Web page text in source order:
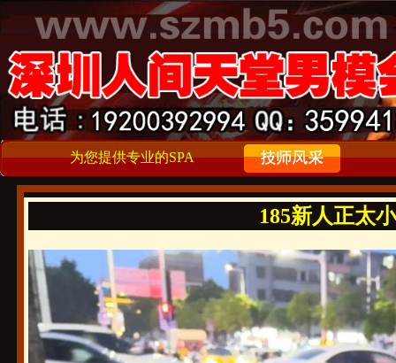
为您提供专业的SPA
185新人正太